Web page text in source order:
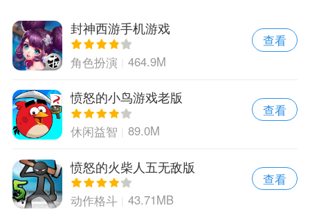
封神西游手机游戏
角色扮演 464.9M
查看
愤怒的小鸟游戏老版
休闲益智 89.0M
查看
愤怒的火柴人五无敌版
动作格斗 43.71MB
查看